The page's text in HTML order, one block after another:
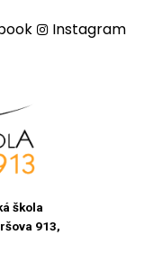
Instagram
škola
913,